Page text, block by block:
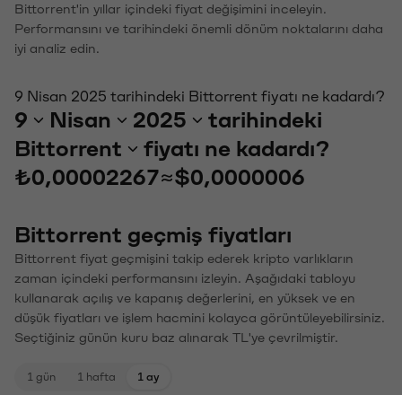
Bittorrent'in yıllar içindeki fiyat değişimini inceleyin.
Performansını ve tarihindeki önemli dönüm noktalarını daha
iyi analiz edin.
9 Nisan 2025 tarihindeki Bittorrent fiyatı ne kadardı?
9 Nisan 2025
tarihindeki
Bittorrent
fiyatı ne kadardı?
₺0,00002267≈$0,0000006
Bittorrent geçmiş fiyatları
Bittorrent fiyat geçmişini takip ederek kripto varlıkların
zaman içindeki performansını izleyin. Aşağıdaki tabloyu
kullanarak açılış ve kapanış değerlerini, en yüksek ve en
düşük fiyatları ve işlem hacmini kolayca görüntüleyebilirsiniz.
Seçtiğiniz günün kuru baz alınarak TL'ye çevrilmiştir.
1 gün 1 hafta 1 ay